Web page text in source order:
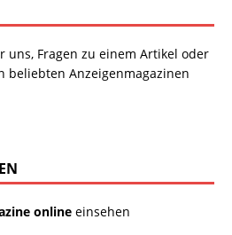
uns, Fragen zu einem Artikel oder
beliebten Anzeigenmagazinen
online einsehen